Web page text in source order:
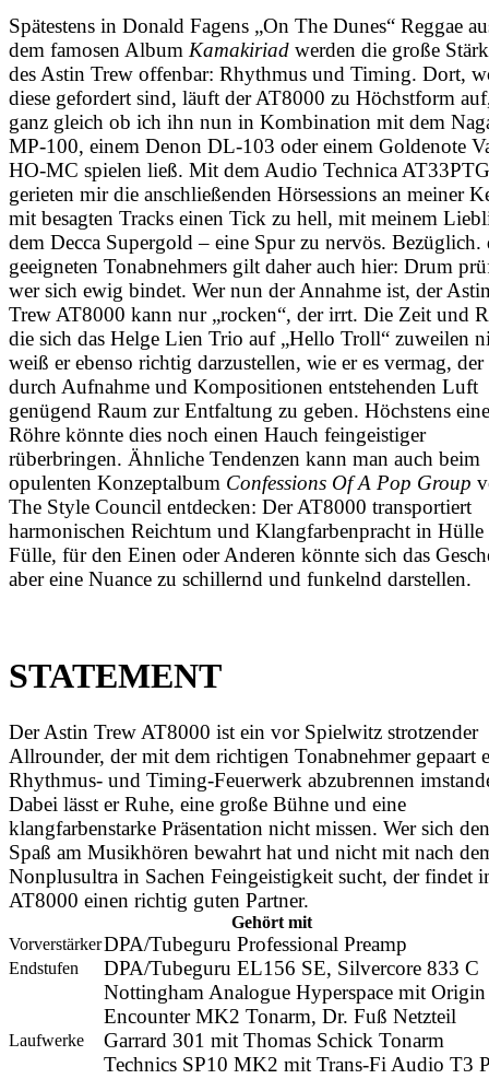
Spätestens in Donald Fagens „On The Dunes“ Reggae
dem famosen Album Kamakiriad werden die große
des Astin Trew offenbar: Rhythmus und Timing. Dort,
diese gefordert sind, läuft der AT8000 zu Höchstform
ganz gleich ob ich ihn nun in Kombination mit dem
MP-100, einem Denon DL-103 oder einem Goldenote
HO-MC spielen ließ. Mit dem Audio Technica AT33PTG
gerieten mir die anschließenden Hörsessions an meiner
mit besagten Tracks einen Tick zu hell, mit meinem
dem Decca Supergold – eine Spur zu nervös. Bezüglich.
geeigneten Tonabnehmers gilt daher auch hier: Drum
wer sich ewig bindet. Wer nun der Annahme ist, der
Trew AT8000 kann nur „rocken“, der irrt. Die Zeit und
die sich das Helge Lien Trio auf „Hello Troll“ zuweilen
weiß er ebenso richtig darzustellen, wie er es vermag, der
durch Aufnahme und Kompositionen entstehenden Luft
genügend Raum zur Entfaltung zu geben. Höchstens
Röhre könnte dies noch einen Hauch feingeistiger
rüberbringen. Ähnliche Tendenzen kann man auch beim
opulenten Konzeptalbum Confessions Of A Pop Group
The Style Council entdecken: Der AT8000 transportiert
harmonischen Reichtum und Klangfarbenpracht in Hülle
Fülle, für den Einen oder Anderen könnte sich das
aber eine Nuance zu schillernd und funkelnd darstellen.
STATEMENT
Der Astin Trew AT8000 ist ein vor Spielwitz strotzender
Allrounder, der mit dem richtigen Tonabnehmer gepaart
Rhythmus- und Timing-Feuerwerk abzubrennen
Dabei lässt er Ruhe, eine große Bühne und eine
klangfarbenstarke Präsentation nicht missen. Wer sich den
Spaß am Musikhören bewahrt hat und nicht mit nach
Nonplusultra in Sachen Feingeistigkeit sucht, der findet
AT8000 einen richtig guten Partner.
Gehört mit
VorverstärkerDPA/Tubeguru Professional Preamp
Endstufen DPA/Tubeguru EL156 SE, Silvercore 833 C
Laufwerke
Nottingham Analogue Hyperspace mit
Encounter MK2 Tonarm, Dr. Fuß Netzteil
Garrard 301 mit Thomas Schick Tonarm
Technics SP10 MK2 mit Trans-Fi Audio T3